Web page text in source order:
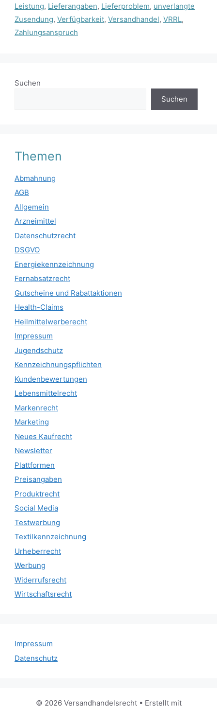
Leistung, Lieferangaben, Lieferproblem, unverlangte
Zusendung, Verfügbarkeit, Versandhandel, VRRL,
Zahlungsanspruch
Suchen
Suchen
Themen
Abmahnung
AGB
Allgemein
Arzneimittel
Datenschutzrecht
DSGVO
Energiekennzeichnung
Fernabsatzrecht
Gutscheine und Rabattaktionen
Health-Claims
Heilmittelwerberecht
Impressum
Jugendschutz
Kennzeichnungspflichten
Kundenbewertungen
Lebensmittelrecht
Markenrecht
Marketing
Neues Kaufrecht
Newsletter
Plattformen
Preisangaben
Produktrecht
Social Media
Testwerbung
Textilkennzeichnung
Urheberrecht
Werbung
Widerrufsrecht
Wirtschaftsrecht
Impressum
Datenschutz
© 2026 Versandhandelsrecht• Erstellt mit